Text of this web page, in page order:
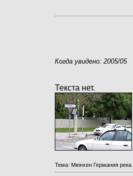
Когда увидено: 2005/05
Текста нет.
Тема: Мюнхен Германия река